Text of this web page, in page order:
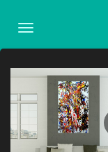
direct
naar
de
hoofdinhoud